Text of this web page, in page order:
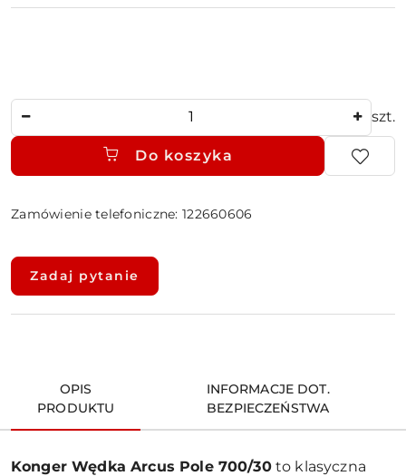
szt.
Do koszyka
Zamówienie telefoniczne: 122660606
Dostępność
dostawa
Zadaj pytanie
OPIS
PRODUKTU
INFORMACJE DOT.
BEZPIECZEŃSTWA
Konger Wędka Arcus Pole 700/30to klasyczna